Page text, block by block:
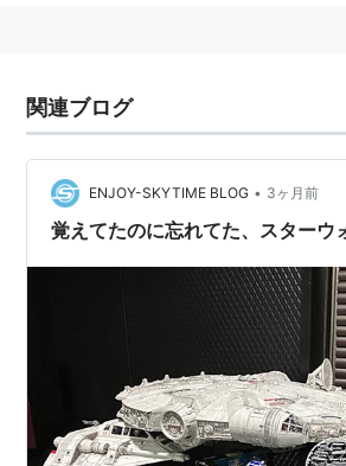
関連ブログ
ENJOY-SKYTIME BLOG • 3ヶ月前
覚えてたのに忘れてた、スターウ